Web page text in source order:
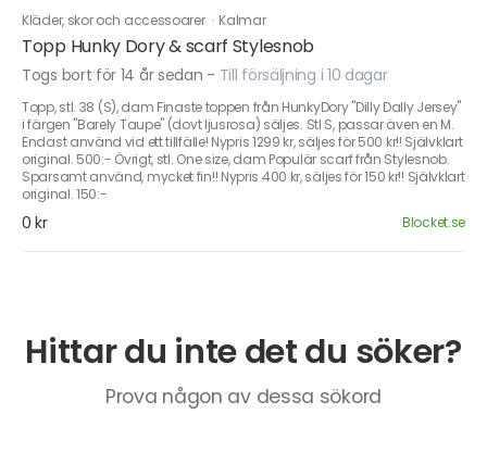
Kläder, skor och accessoarer · Kalmar
Topp Hunky Dory & scarf Stylesnob
Togs bort för 14 år sedan - Till försäljning i 10 dagar
Topp, stl. 38 (S), dam Finaste toppen från HunkyDory "Dilly Dally Jersey"
i färgen "Barely Taupe" (dovt ljusrosa) säljes. Stl S, passar även en M.
Endast använd vid ett tillfälle! Nypris 1299 kr, säljes för 500 kr!! Självklart
original. 500:- Övrigt, stl. One size, dam Populär scarf från Stylesnob.
Sparsamt använd, mycket fin!! Nypris 400 kr, säljes för 150 kr!! Självklart
original. 150:-
0 kr Blocket.se
Hittar du inte det du söker?
Prova någon av dessa sökord